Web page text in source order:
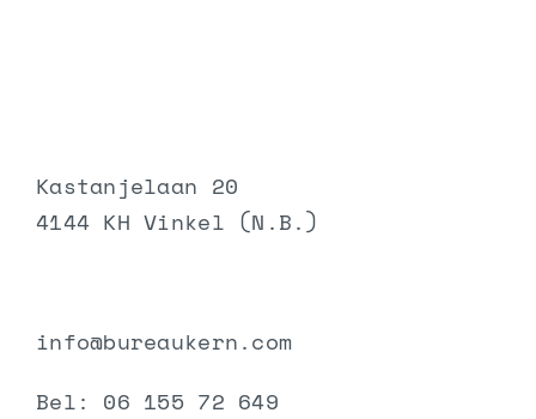
Kastanjelaan 20
4144 KH Vinkel (N.B.)
info@bureaukern.com
Bel: 06 155 72 649